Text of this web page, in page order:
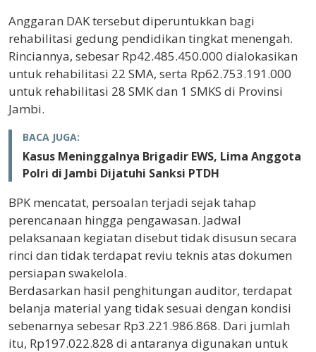
Anggaran DAK tersebut diperuntukkan bagi
rehabilitasi gedung pendidikan tingkat menengah.
Rinciannya, sebesar Rp42.485.450.000 dialokasikan
untuk rehabilitasi 22 SMA, serta Rp62.753.191.000
untuk rehabilitasi 28 SMK dan 1 SMKS di Provinsi
Jambi.
BACA JUGA:
Kasus Meninggalnya Brigadir EWS, Lima Anggota
Polri di Jambi Dijatuhi Sanksi PTDH
BPK mencatat, persoalan terjadi sejak tahap
perencanaan hingga pengawasan. Jadwal
pelaksanaan kegiatan disebut tidak disusun secara
rinci dan tidak terdapat reviu teknis atas dokumen
persiapan swakelola.
Berdasarkan hasil penghitungan auditor, terdapat
belanja material yang tidak sesuai dengan kondisi
sebenarnya sebesar Rp3.221.986.868. Dari jumlah
itu, Rp197.022.828 di antaranya digunakan untuk